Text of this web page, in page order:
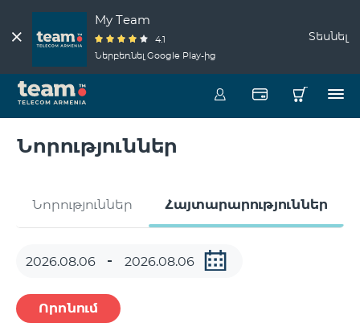
My Team
4.1
Ներբեռնել Google Play-ից
Տեսնել
Նորություններ
Նորություններ Հայտարարություններ
Որոնում